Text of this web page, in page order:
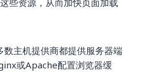
些资源，从而加快页面加载
数主机提供商都提供服务器端
或Apache配置浏览器缓